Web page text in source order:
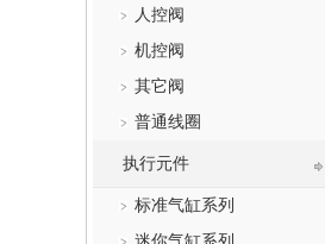
人控阀
机控阀
其它阀
普通线圈
执行元件
标准气缸系列